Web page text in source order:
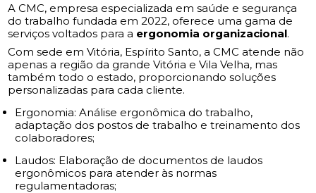
A CMC, empresa especializada em saúde e segurança
do trabalho fundada em 2022, oferece uma gama de
serviços voltados para a ergonomia organizacional.
Com sede em Vitória, Espírito Santo, a CMC atende não
apenas a região da grande Vitória e Vila Velha, mas
também todo o estado, proporcionando soluções
personalizadas para cada cliente.
Ergonomia: Análise ergonômica do trabalho,
adaptação dos postos de trabalho e treinamento dos
colaboradores;
Laudos: Elaboração de documentos de laudos
ergonômicos para atender às normas
regulamentadoras;